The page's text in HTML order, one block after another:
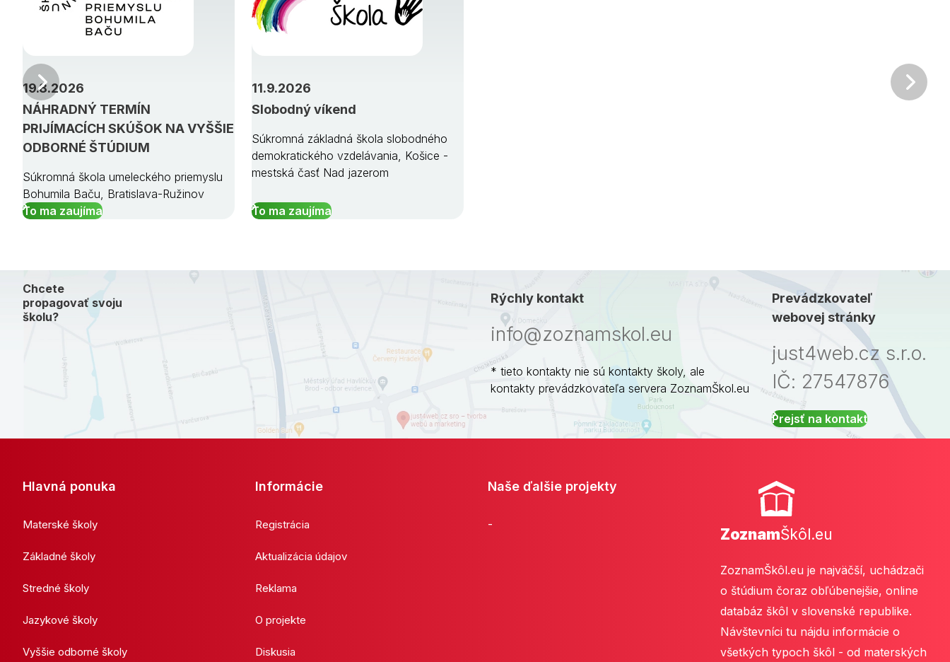
NÁHRADNÝ TERMÍN
PRIJÍMACÍCH SKÚŠOK NA VYŠŠIE
ODBORNÉ ŠTÚDIUM
19.8.2026
Súkromná škola umeleckého priemyslu
Bohumila Baču, Bratislava-Ružinov
To ma zaujíma
Slobodný víkend
11.9.2026
Súkromná základná škola slobodného
demokratického vzdelávania, Košice -
mestská časť Nad jazerom
To ma zaujíma
Predchádzajúci
Chcete
propagovať svoju
školu?
Rýchly kontakt
info@zoznamskol.eu
* tieto kontakty nie sú kontakty školy, ale
kontakty prevádzkovateľa servera ZoznamŠkol.eu
Prevádzkovateľ
webovej stránky
just4web.cz s.r.o.
IČ: 27547876
Prejsť na kontakt
Hlavná ponuka
Materské školy
Základné školy
Stredné školy
Jazykové školy
Vyššie odborné školy
Informácie
Registrácia
Aktualizácia údajov
Reklama
O projekte
Diskusia
Naše ďalšie projekty
-
ZoznamŠkôl.eu
ZoznamŠkôl.eu je najväčší, uchádzači
o štúdium čoraz obľúbenejšie, online
databáz škôl v slovenské republike.
Návštevníci tu nájdu informácie o
všetkých typoch škôl - od materských